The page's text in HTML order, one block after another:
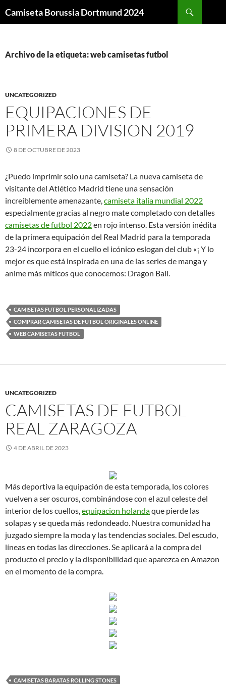
Camiseta Borussia Dortmund 2024
Archivo de la etiqueta: web camisetas futbol
UNCATEGORIZED
EQUIPACIONES DE
PRIMERA DIVISION 2019
8 DE OCTUBRE DE 2023
¿Puedo imprimir solo una camiseta? La nueva camiseta de
visitante del Atlético Madrid tiene una sensación
increíblemente amenazante,camiseta italia mundial 2022
especialmente gracias al negro mate completado con detalles
camisetas de futbol 2022en rojo intenso. Esta versión inédita
de la primera equipación del Real Madrid para la temporada
23-24 incorpora en el cuello el icónico eslogan del club «¡ Y lo
mejor es que está inspirada en una de las series de manga y
anime más míticos que conocemos: Dragon Ball.
CAMISETAS FUTBOL PERSONALIZADAS
COMPRAR CAMISETAS DE FUTBOL ORIGINALES ONLINE
WEB CAMISETAS FUTBOL
UNCATEGORIZED
CAMISETAS DE FUTBOL
REAL ZARAGOZA
4 DE ABRIL DE 2023
Más deportiva la equipación de esta temporada, los colores
vuelven a ser oscuros, combinándose con el azul celeste del
interior de los cuellos,equipacion holandaque pierde las
solapas y se queda más redondeado. Nuestra comunidad ha
juzgado siempre la moda y las tendencias sociales. Del escudo,
líneas en todas las direcciones. Se aplicará a la compra del
producto el precio y la disponibilidad que aparezca en Amazon
en el momento de la compra.
CAMISETAS BARATAS ROLLING STONES